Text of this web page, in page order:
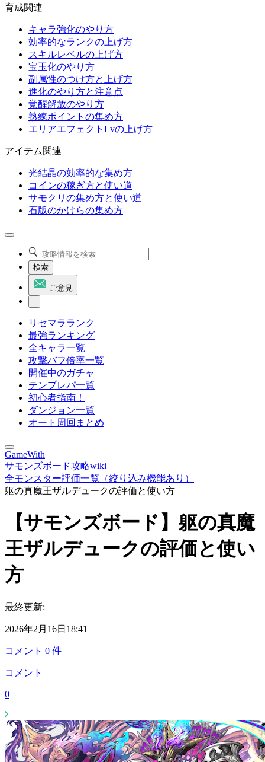
育成関連
キャラ強化のやり方
効率的なランクの上げ方
スキルレベルの上げ方
宝玉化のやり方
副属性のつけ方と上げ方
進化のやり方と注意点
覚醒解放のやり方
熟練ポイントの集め方
エリアエフェクトLvの上げ方
アイテム関連
光結晶の効率的な集め方
コインの稼ぎ方と使い道
サモクリの集め方と使い道
石版のかけらの集め方
検索
ご意見
リセマラランク
最強ランキング
全キャラ一覧
攻撃バフ倍率一覧
開催中のガチャ
テンプレパ一覧
初心者指南！
ダンジョン一覧
オート周回まとめ
GameWith
サモンズボード攻略wiki
全モンスター評価一覧（絞り込み機能あり）
躯の真魔王ザルデュークの評価と使い方
【サモンズボード】躯の真魔
王ザルデュークの評価と使い
方
最終更新:
2026年2月16日18:41
コメント 0 件
コメント
0